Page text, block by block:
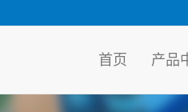
首页 产品